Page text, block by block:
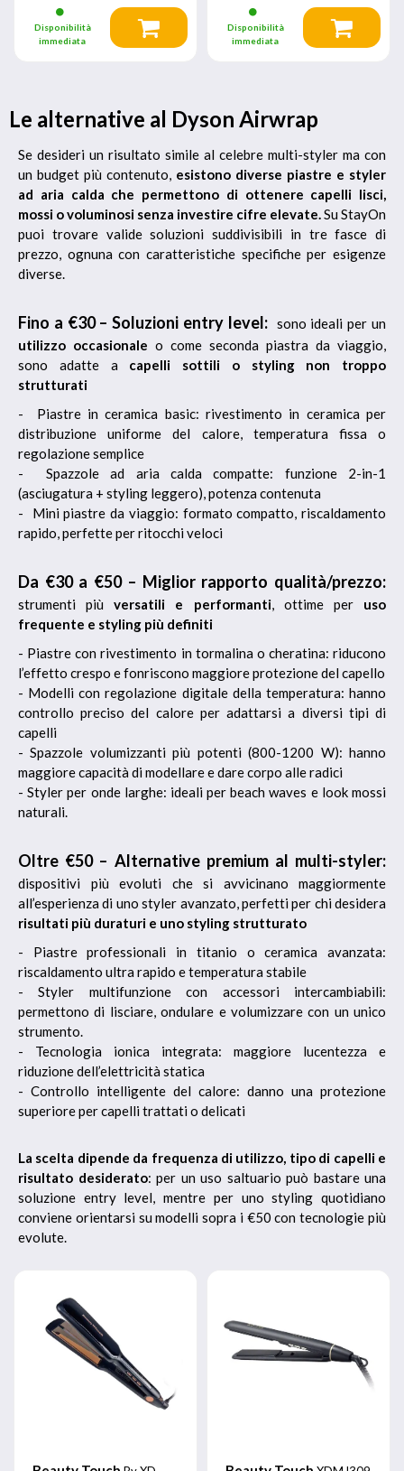
Disponibilità
immediata
Disponibilità
immediata
Le alternative al Dyson Airwrap
Se desideri un risultato simile al celebre multi-styler ma con
un budget più contenuto, esistono diverse piastre e styler
ad aria calda che permettono di ottenere capelli lisci,
mossi o voluminosi senza investire cifre elevate.Su StayOn
puoi trovare valide soluzioni suddivisibili in tre fasce di
prezzo, ognuna con caratteristiche specifiche per esigenze
diverse.
Fino a €30 – Soluzioni entry level: sono ideali per un
utilizzo occasionale o come seconda piastra da viaggio,
sono adatte a capelli sottili o styling non troppo
strutturati
- Piastre in ceramica basic: rivestimento in ceramica per
distribuzione uniforme del calore, temperatura fissa o
regolazione semplice
- Spazzole ad aria calda compatte: funzione 2-in-1
(asciugatura + styling leggero), potenza contenuta
- Mini piastre da viaggio: formato compatto, riscaldamento
rapido, perfette per ritocchi veloci
Da €30 a €50 – Miglior rapporto qualità/prezzo:
strumenti piùversatili e performanti, ottime per uso
frequente e styling più definiti
- Piastre con rivestimento in tormalina o cheratina: riducono
l’effetto crespo e fonriscono maggiore protezione del capello
- Modelli con regolazione digitale della temperatura: hanno
controllo preciso del calore per adattarsi a diversi tipi di
capelli
- Spazzole volumizzanti più potenti (800-1200 W): hanno
maggiore capacità di modellare e dare corpo alle radici
- Styler per onde larghe: ideali per beach waves e look mossi
naturali.
Oltre €50 – Alternative premium al multi-styler:
dispositivi più evoluti che si avvicinano maggiormente
all’esperienza di uno styler avanzato, perfetti per chi desidera
risultati più duraturi e uno styling strutturato
- Piastre professionali in titanio o ceramica avanzata:
riscaldamento ultra rapido e temperatura stabile
- Styler multifunzione con accessori intercambiabili:
permettono di lisciare, ondulare e volumizzare con un unico
strumento.
- Tecnologia ionica integrata: maggiore lucentezza e
riduzione dell’elettricità statica
- Controllo intelligente del calore: danno una protezione
superiore per capelli trattati o delicati
La scelta dipende da frequenza di utilizzo, tipo di capelli e
risultato desiderato: per un uso saltuario può bastare una
soluzione entry level, mentre per uno styling quotidiano
conviene orientarsi su modelli sopra i €50 con tecnologie più
evolute.